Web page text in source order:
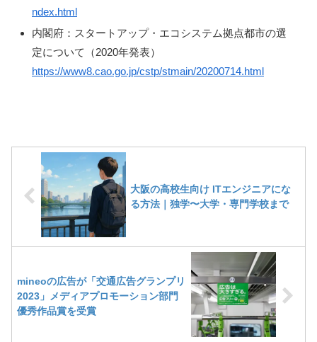
ndex.html
内閣府：スタートアップ・エコシステム拠点都市の選
定について（2020年発表）
https://www8.cao.go.jp/cstp/stmain/20200714.html
大阪の高校生向け ITエンジニアにな
る方法｜独学〜大学・専門学校まで
mineoの広告が「交通広告グランプリ
2023」メディアプロモーション部門
優秀作品賞を受賞